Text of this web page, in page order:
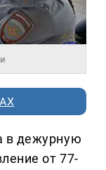
в дежурную
от 77-